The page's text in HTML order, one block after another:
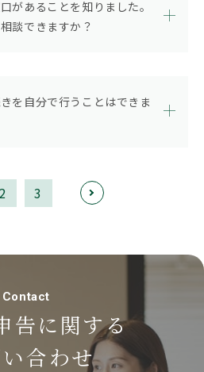
があることを知りました。
談できますか？
を自分で行うことはできま
2 3 >
Contact
告に関する
合わせ